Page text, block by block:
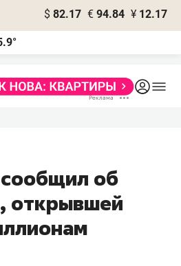
$ 82.17 € 94.84 ¥ 12.17
об
открывшей